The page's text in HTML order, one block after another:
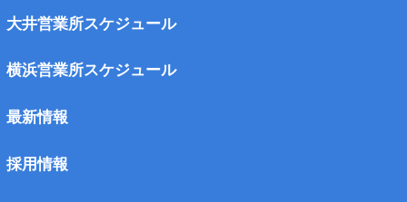
大井営業所スケジュール
横浜営業所スケジュール
最新情報
採⽤情報